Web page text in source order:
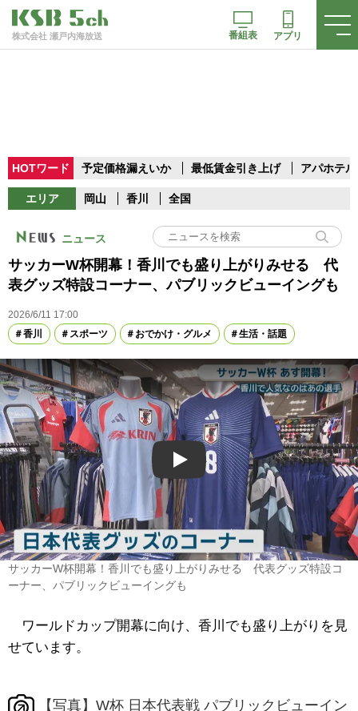
株式会社 瀬戸内海放送 番組表 アプリ
HOTワード 予定価格漏えいか 最低賃金引き上げ アパホテル
エリア 岡山 香川 全国
ニュース
サッカーW杯開幕！香川でも盛り上がりみせる 代
表グッズ特設コーナー、パブリックビューイングも
2026/6/11 17:00
香川
スポーツ おでかけ・グルメ 生活・話題
Play
サッカーW杯開幕！香川でも盛り上がりみせる 代表グッズ特設コ
ーナー、パブリックビューイングも
ワールドカップ開幕に向け、香川でも盛り上がりを見
せています。
【写真】W杯 日本代表戦 パブリックビューイン